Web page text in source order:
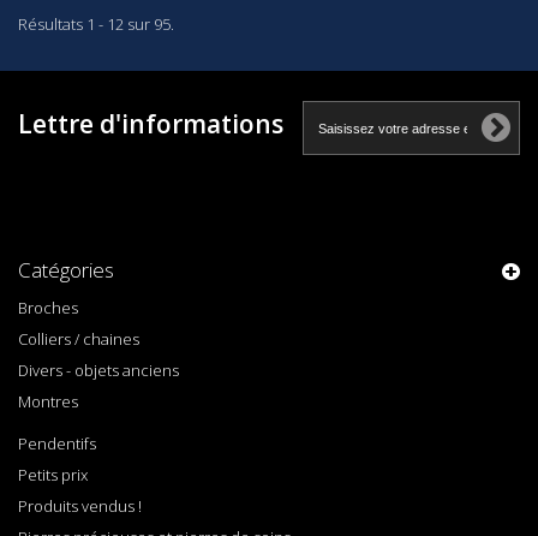
Résultats 1 - 12 sur 95.
Lettre d'informations
Catégories
Broches
Colliers / chaines
Divers - objets anciens
Montres
Pendentifs
Petits prix
Produits vendus !